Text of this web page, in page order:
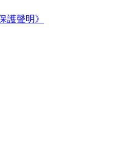
護聲明》